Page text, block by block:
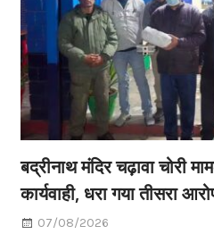
बद्रीनाथ मंदिर चढ़ावा चोरी
कार्यवाही, धरा गया तीसरा
07/08/2026